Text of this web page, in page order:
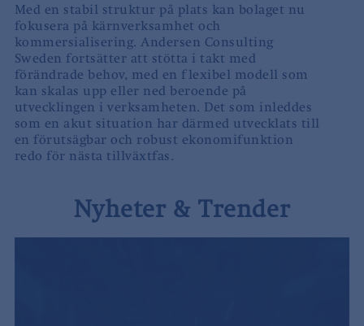
Med en stabil struktur på plats kan bolaget nu
fokusera på kärnverksamhet och
kommersialisering. Andersen Consulting
Sweden fortsätter att stötta i takt med
förändrade behov, med en flexibel modell som
kan skalas upp eller ned beroende på
utvecklingen i verksamheten. Det som inleddes
som en akut situation har därmed utvecklats till
en förutsägbar och robust ekonomifunktion
redo för nästa tillväxtfas.
Nyheter & Trender